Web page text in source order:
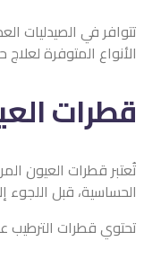
تتوافر في الصيدليات
الأنواع المتوفرة
قطرات
تُعتبر قطرات العيون
الحساسية، قبل
تحتوي قطرات الترطيب